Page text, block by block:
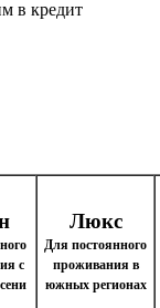
в кредит
с
Люкс
Для постоянного
проживания в
южных регионах